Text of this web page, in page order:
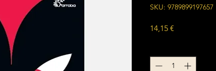
SKU: 9789899197657
14,15 €